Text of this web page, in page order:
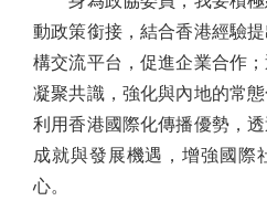
動政策銜接，結合香港經驗
構交流平台，促進企業合作
凝聚共識，強化與內地的常
利用香港國際化傳播優勢，
成就與發展機遇，增強國際
心。